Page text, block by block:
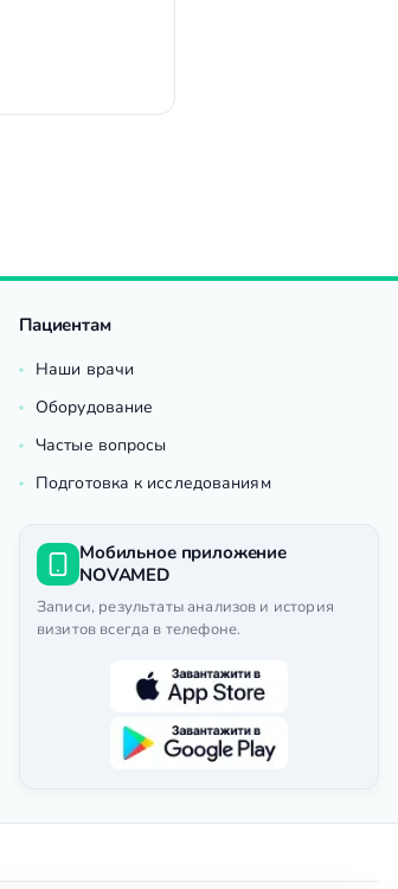
Пациентам
Наши врачи
Оборудование
Частые вопросы
Подготовка к исследованиям
Мобильное приложение
NOVAMED
Записи, результаты анализов и история
визитов всегда в телефоне.